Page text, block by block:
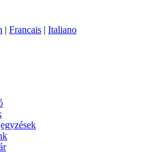
| Francais | Italiano